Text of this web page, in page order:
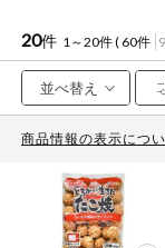
注文番号注文
お気に入り注文
注文履歴注文
WEBカタログ
パン・ジャム
豆腐・納豆・
こんにゃく
冷蔵おかず
冷凍食品
カテゴリ
特価情報
20件 1～20件 ( 60件
商品情報の表示につ